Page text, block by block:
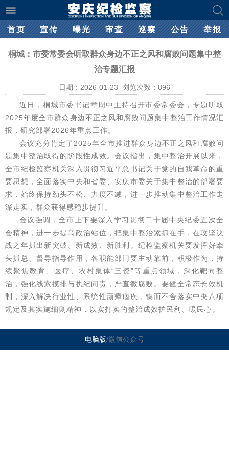
首页 宣传 曝光 审查 巡察 公告 举报
桐城：市委常委会听取群众身边不正之风和腐败问题集中整
治专题汇报
日期：2026-01-23 浏览次数： 896
近日，桐城市委书记章周中主持召开市委常委会，专题听取
2025年度全市群众身边不正之风和腐败问题集中整治工作情况汇
报，研究部署2026年重点工作。
会议充分肯定了2025年全市推进群众身边不正之风和腐败问
题集中整治取得的阶段性成效。会议指出，集中整治开展以来，
全市纪检监察机关深入贯彻习近平总书记关于党的自我革命的重
要思想，全面落实中央和省委、安庆市委关于集中整治的部署要
求，始终保持劲头不松、力度不减，进一步推动集中整治工作走
深走实，群众获得感稳步提升。
会议强调，全市上下要深入学习贯彻二十届中央纪委五次全
会精神，进一步提高政治站位，把集中整治紧抓在手，在攻坚决
战之年抓出新突破、新成效、新胜利。纪检监察机关要发挥好牵
头抓总、督导指导作用，各职能部门要主动靠前，积极作为，持
续聚焦教育、医疗、农村集体“三资”等重点领域，深化靶向整
治，强化线索摸排与执纪问责，严查微腐败。要健全常态长效机
制，深入解决行业性、系统性顽瘴痼疾，锲而不舍落实中央八项
规定及其实施细则精神，以实打实的整治成效护民利、暖民心。
电脑版/微信公众号